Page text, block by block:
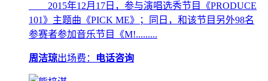
2015年12月17日，参与演唱选秀节目《PRODUCE
101》主题曲《PICK ME》；同日，和该节目另外98名
参赛者参加音乐节目《M!.........
周洁琼出场费： 电话咨询